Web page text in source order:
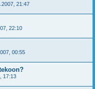
21:47
22:10
00:55
17:13